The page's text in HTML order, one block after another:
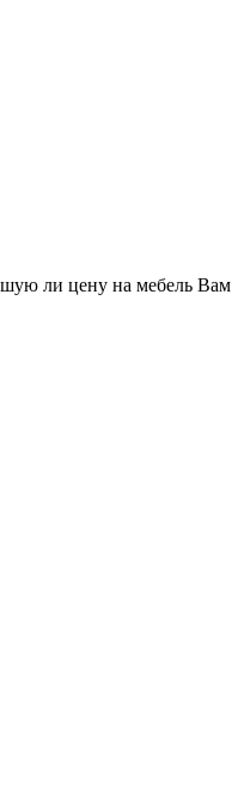
ли цену на мебель